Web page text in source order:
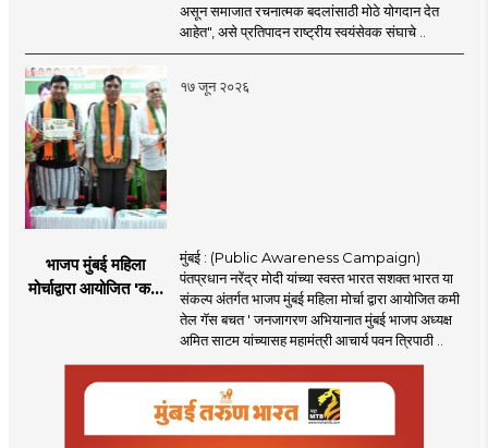
असून समाजात रचनात्मक बदलांसाठी मोठे योगदान देत
आहेत", असे प्रतिपादन राष्ट्रीय स्वयंसेवक संघाचे ..
१७ जून २०२६
भाजप मुंबई महिला
मोर्चाद्वारा आयोजित 'कमी
मुंबई : (Public Awareness Campaign)
पंतप्रधान नरेंद्र मोदी यांच्या स्वस्त भारत सशक्त भारत या
संकल्प अंतर्गत भाजप मुंबई महिला मोर्चा द्वारा आयोजित कमी
तेल गॅस बचत ' जनजागरण अभियानात मुंबई भाजप अध्यक्ष
अमित साटम यांच्यासह महामंत्री आचार्य पवन त्रिपाठी ..